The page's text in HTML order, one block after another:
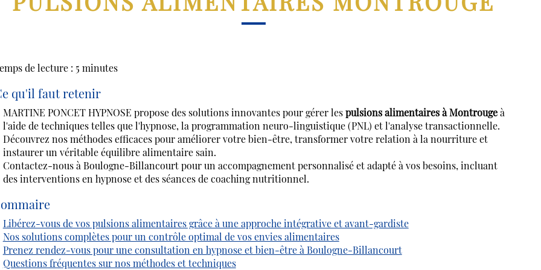
de lecture : 5 minutes
qu'il faut retenir
MARTINE PONCET HYPNOSE propose des solutions innovantes pour gérer lespulsions alimentaires à Montrougeà
l'aide de techniques telles que l'hypnose, la programmation neuro-linguistique (PNL) et l'analyse transactionnelle.
Découvrez nos méthodes efficaces pour améliorer votre bien-être, transformer votre relation à la nourriture et
instaurer un véritable équilibre alimentaire sain.
Contactez-nous à Boulogne-Billancourt pour un accompagnement personnalisé et adapté à vos besoins, incluant
des interventions en hypnose et des séances de coaching nutritionnel.
Libérez-vous de vos pulsions alimentaires grâce à une approche intégrative et avant-gardiste
Nos solutions complètes pour un contrôle optimal de vos envies alimentaires
Prenez rendez-vous pour une consultation en hypnose et bien-être à Boulogne-Billancourt
Questions fréquentes sur nos méthodes et techniques